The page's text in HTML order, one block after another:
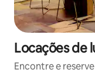
Locações de
Encontre e